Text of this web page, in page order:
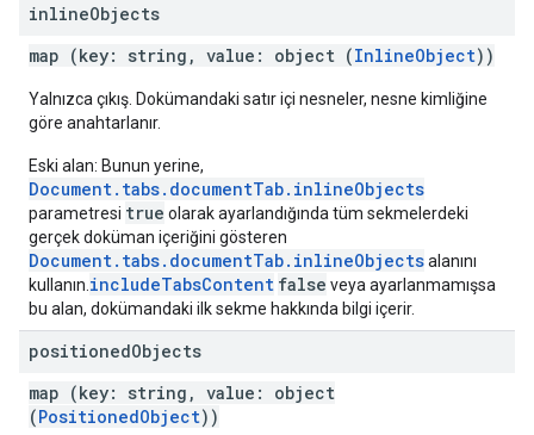
inlineObjects
map (key: string, value: object (InlineObject))
Yalnızca çıkış. Dokümandaki satır içi nesneler, nesne kimliğine
göre anahtarlanır.
Eski alan: Bunun yerine,
Document.tabs.documentTab.inlineObjects
parametresi true olarak ayarlandığında tüm sekmelerdeki
gerçek doküman içeriğini gösteren
Document.tabs.documentTab.inlineObjectsalanını
kullanın. includeTabsContent false veya ayarlanmamışsa
bu alan, dokümandaki ilk sekme hakkında bilgi içerir.
positionedObjects
map (key: string, value: object
(PositionedObject))